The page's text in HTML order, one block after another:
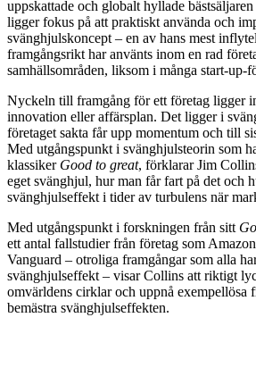
uppskattade och globalt hyllade bästsäljaren
ligger fokus på att praktiskt använda och
svänghjulskoncept – en av hans mest
framgångsrikt har använts inom en rad
samhällsområden, liksom i många start-up-
Nyckeln till framgång för ett företag ligger
innovation eller affärsplan. Det ligger i
företaget sakta får upp momentum och till
Med utgångspunkt i svänghjulsteorin som
klassiker Good to great, förklarar Jim
eget svänghjul, hur man får fart på det och
svänghjulseffekt i tider av turbulens när
Med utgångspunkt i forskningen från sitt
ett antal fallstudier från företag som
Vanguard – otroliga framgångar som alla
svänghjulseffekt – visar Collins att riktigt
omvärldens cirklar och uppnå exempellösa
bemästra svänghjulseffekten.